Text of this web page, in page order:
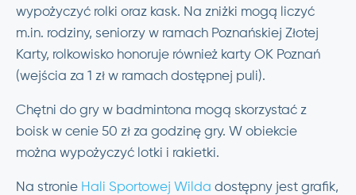
wypożyczyć rolki oraz kask. Na zniżki mogą liczyć
m.in. rodziny, seniorzy w ramach Poznańskiej Złotej
Karty, rolkowisko honoruje również karty OK Poznań
(wejścia za 1 zł w ramach dostępnej puli).
Chętni do gry w badmintona mogą skorzystać z
boisk w cenie 50 zł za godzinę gry. W obiekcie
można wypożyczyć lotki i rakietki.
Na stronie Hali Sportowej Wilda dostępny jest grafik,